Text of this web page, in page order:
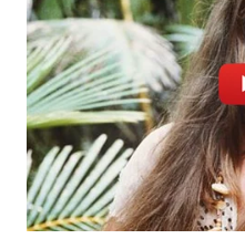
WN
SAMOSIR
WN
PADANG
LAWAS
WN